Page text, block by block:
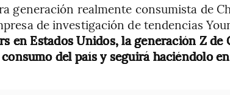
generación realmente consumista de
de investigación de tendencias
en Estados Unidos, la generación Z de
del país y seguirá haciéndolo